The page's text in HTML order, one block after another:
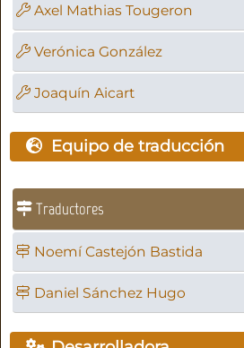
Axel Mathias Tougeron
Verónica González
Joaquín Aicart
Equipo de traducción
Traductores
Noemí Castejón Bastida
Daniel Sánchez Hugo